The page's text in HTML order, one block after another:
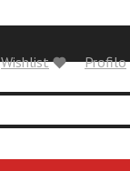
Profilo
Wishlist